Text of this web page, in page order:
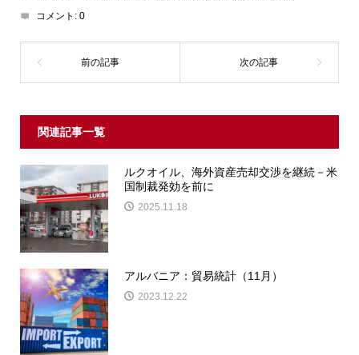
コメント: 0
関連記事一覧
ルクオイル、海外資産売却交渉を継続－米
国制裁発効を前に
2025.11.18
アルバニア：貿易統計（11月）
2023.12.22